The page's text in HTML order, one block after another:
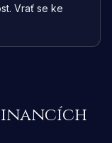
Vrať se ke